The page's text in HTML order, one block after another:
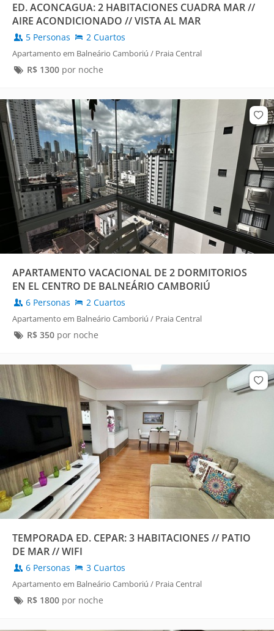
ED. ACONCAGUA: 2 HABITACIONES CUADRA MAR //
AIRE ACONDICIONADO // VISTA AL MAR
5 Personas 2 Cuartos
Apartamento em Balneário Camboriú / Praia Central
R$ 1300por noche
APARTAMENTO VACACIONAL DE 2 DORMITORIOS
EN EL CENTRO DE BALNEÁRIO CAMBORIÚ
6 Personas 2 Cuartos
Apartamento em Balneário Camboriú / Praia Central
R$ 350por noche
TEMPORADA ED. CEPAR: 3 HABITACIONES // PATIO
DE MAR // WIFI
6 Personas 3 Cuartos
Apartamento em Balneário Camboriú / Praia Central
R$ 1800por noche